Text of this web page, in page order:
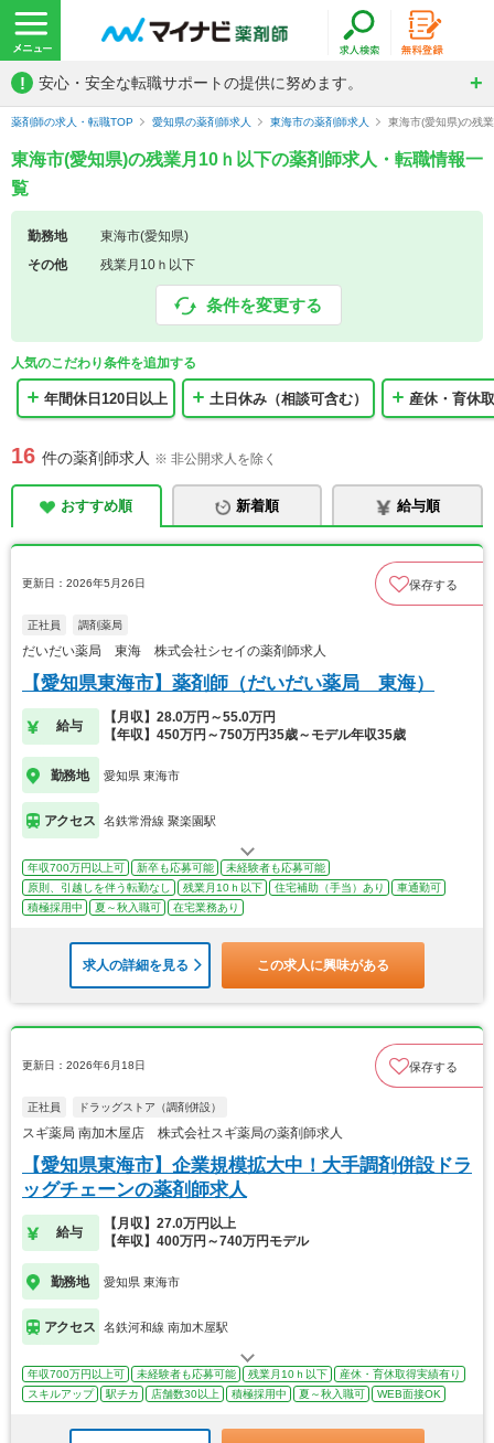
! 安心・安全な転職サポートの提供に努めます。
薬剤師の求人・転職TOP 愛知県の薬剤師求人 東海市の薬剤師求人 東海市(愛知県)の残
東海市(愛知県)の残業月10ｈ以下の薬剤師求人・転職情報一
覧
勤務地
東海市(愛知県)
その他
残業月10ｈ以下
条件を変更する
人気のこだわり条件を追加する
年間休日120日以上 土日休み（相談可含む） 産休・育休
16 件の薬剤師求人 ※ 非公開求人を除く
おすすめ順 新着順 給与順
更新日：2026年5月26日 保存する
正社員 調剤薬局
だいだい薬局 東海 株式会社シセイの薬剤師求人
【愛知県東海市】薬剤師（だいだい薬局 東海）
給与
【月収】28.0万円～55.0万円
【年収】450万円～750万円35歳～モデル年収35歳
勤務地 愛知県 東海市
アクセス 名鉄常滑線 聚楽園駅
年収700万円以上可 新卒も応募可能
未経験者も応募可能
原則、引越しを伴う転勤なし
残業月10ｈ以下 住宅補助（手当）あり
車通勤可
積極採用中
夏～秋入職可 在宅業務あり
求人の詳細を見る この求人に興味がある
更新日：2026年6月18日 保存する
正社員 ドラッグストア（調剤併設）
スギ薬局 南加木屋店 株式会社スギ薬局の薬剤師求人
【愛知県東海市】企業規模拡大中！大手調剤併設ドラ
ッグチェーンの薬剤師求人
給与
【月収】27.0万円以上
【年収】400万円～740万円モデル
勤務地 愛知県 東海市
アクセス 名鉄河和線 南加木屋駅
年収700万円以上可 未経験者も応募可能 残業月10ｈ以下
産休・育休取得実績有り
スキルアップ
駅チカ 店舗数30以上 積極採用中 夏～秋入職可 WEB面接OK